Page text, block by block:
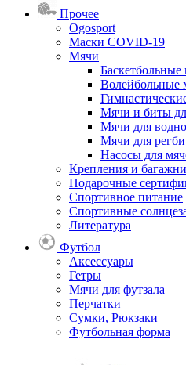
Прочее
Ogosport
Маски COVID-19
Мячи
Баскетбольные
Волейбольные
Мячи и биты
Мячи для
Мячи для регби
Насосы для
Крепления и
Подарочные
Спортивное питание
Спортивные
Литература
Футбол
Аксессуары
Гетры
Мячи для футзала
Перчатки
Сумки, Рюкзаки
Футбольная форма